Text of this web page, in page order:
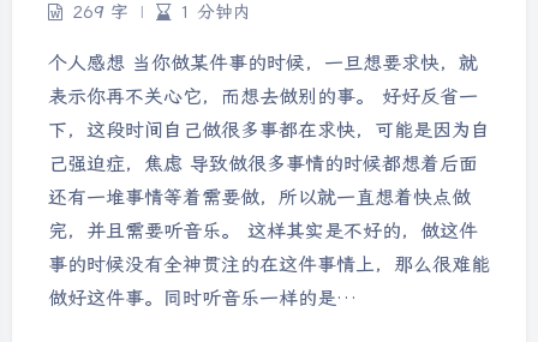
269 字
| 1 分钟内
个人感想 当你做某件事的时候，一旦想要求快，就
表示你再不关心它，而想去做别的事。 好好反省一
下，这段时间自己做很多事都在求快，可能是因为自
己强迫症，焦虑 导致做很多事情的时候都想着后面
还有一堆事情等着需要做，所以就一直想着快点做
完，并且需要听音乐。 这样其实是不好的，做这件
事的时候没有全神贯注的在这件事情上，那么很难能
做好这件事。同时听音乐一样的是…